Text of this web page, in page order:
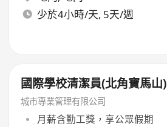
少於4小時/天, 5天/週
國際學校清潔員(北角寶馬山)
城市專業管理有限公司
月薪含勤工獎，享公眾假期